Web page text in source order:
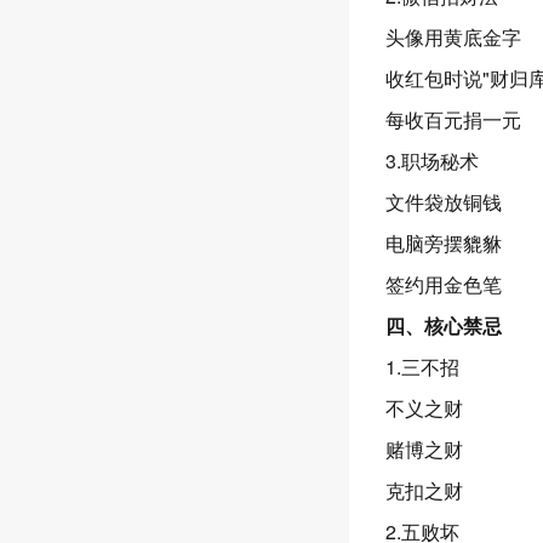
头像用黄底金字
收红包时说"财归
每收百元捐一元
3.职场秘术
文件袋放铜钱
电脑旁摆貔貅
签约用金色笔
四、核心禁忌
1.三不招
不义之财
赌博之财
克扣之财
2.五败坏